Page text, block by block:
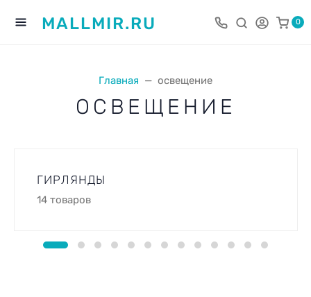
MALLMIR.RU 0
Главная освещение
ОСВЕЩЕНИЕ
ГИРЛЯНДЫ
14 товаров